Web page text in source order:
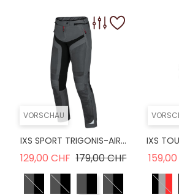
VORSCHAU
IXS SPORT TRIGONIS-AIR...
129,00 CHF Verkaufspreis
179,00 CHFPreis
IXS